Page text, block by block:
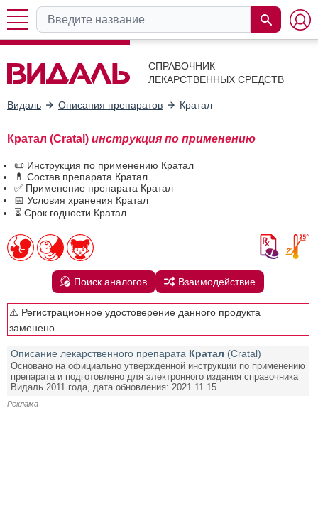
СПРАВОЧНИК
ЛЕКАРСТВЕННЫХ СРЕДСТВ
Видаль Описания препаратов Кратал
Кратал (Cratal) инструкция по применению
📜 Инструкция по применению Кратал
💊 Состав препарата Кратал
✅ Применение препарата Кратал
📅 Условия хранения Кратал
⏳ Срок годности Кратал
Поиск аналогов Взаимодействие
⚠️ Регистрационное удостоверение данного продукта
заменено
Описание лекарственного препарата Кратал (Cratal)
Основано на официально утвержденной инструкции по применению
препарата и подготовлено для электронного издания справочника
Видаль 2011 года, дата обновления: 2021.11.15
Реклама